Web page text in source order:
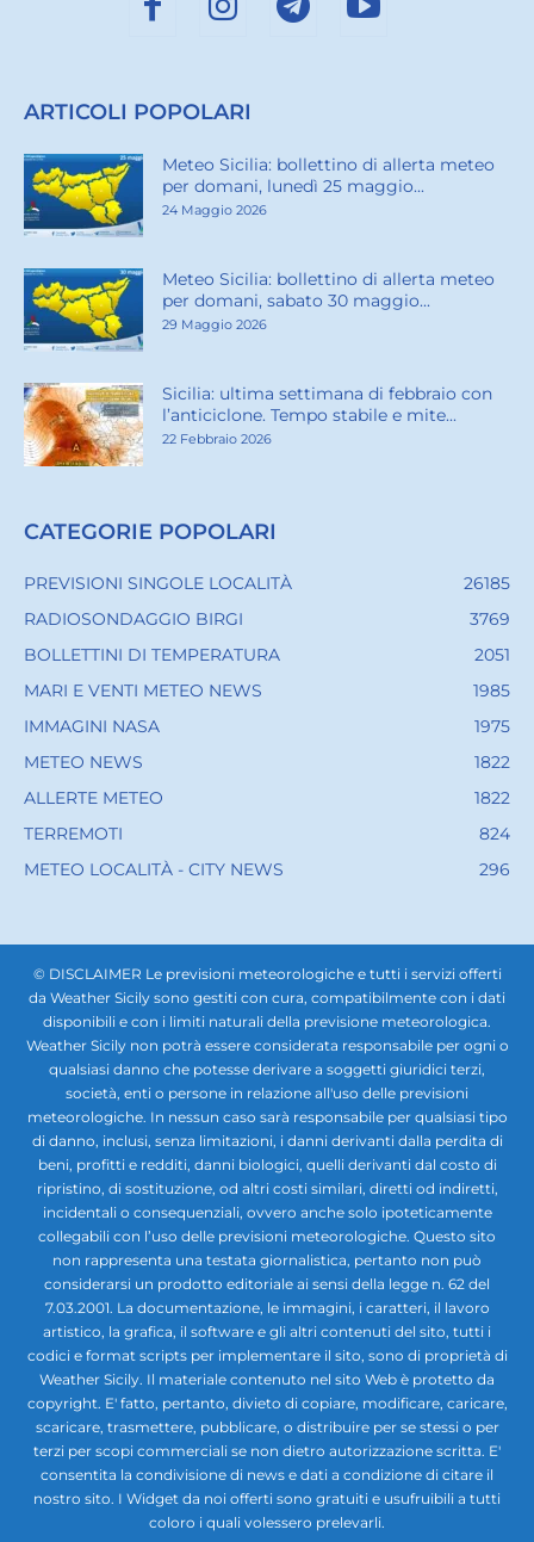
ARTICOLI POPOLARI
Meteo Sicilia: bollettino di allerta meteo
per domani, lunedì 25 maggio...
24 Maggio 2026
Meteo Sicilia: bollettino di allerta meteo
per domani, sabato 30 maggio...
29 Maggio 2026
Sicilia: ultima settimana di febbraio con
l’anticiclone. Tempo stabile e mite...
22 Febbraio 2026
CATEGORIE POPOLARI
PREVISIONI SINGOLE LOCALITÀ
26185
RADIOSONDAGGIO BIRGI
3769
BOLLETTINI DI TEMPERATURA
2051
MARI E VENTI METEO NEWS
1985
IMMAGINI NASA
1975
METEO NEWS
1822
ALLERTE METEO
1822
TERREMOTI
824
METEO LOCALITÀ - CITY NEWS
296
© DISCLAIMER Le previsioni meteorologiche e tutti i servizi offerti
da Weather Sicily sono gestiti con cura, compatibilmente con i dati
disponibili e con i limiti naturali della previsione meteorologica.
Weather Sicily non potrà essere considerata responsabile per ogni o
qualsiasi danno che potesse derivare a soggetti giuridici terzi,
società, enti o persone in relazione all'uso delle previsioni
meteorologiche. In nessun caso sarà responsabile per qualsiasi tipo
di danno, inclusi, senza limitazioni, i danni derivanti dalla perdita di
beni, profitti e redditi, danni biologici, quelli derivanti dal costo di
ripristino, di sostituzione, od altri costi similari, diretti od indiretti,
incidentali o consequenziali, ovvero anche solo ipoteticamente
collegabili con l’uso delle previsioni meteorologiche. Questo sito
non rappresenta una testata giornalistica, pertanto non può
considerarsi un prodotto editoriale ai sensi della legge n. 62 del
7.03.2001. La documentazione, le immagini, i caratteri, il lavoro
artistico, la grafica, il software e gli altri contenuti del sito, tutti i
codici e format scripts per implementare il sito, sono di proprietà di
Weather Sicily. Il materiale contenuto nel sito Web è protetto da
copyright. E' fatto, pertanto, divieto di copiare, modificare, caricare,
scaricare, trasmettere, pubblicare, o distribuire per se stessi o per
terzi per scopi commerciali se non dietro autorizzazione scritta. E'
consentita la condivisione di news e dati a condizione di citare il
nostro sito. I Widget da noi offerti sono gratuiti e usufruibili a tutti
coloro i quali volessero prelevarli.